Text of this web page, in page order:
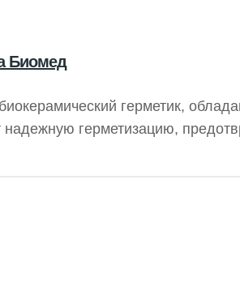
Биомед
герметик,
герметизацию,
гидроксида кальция.